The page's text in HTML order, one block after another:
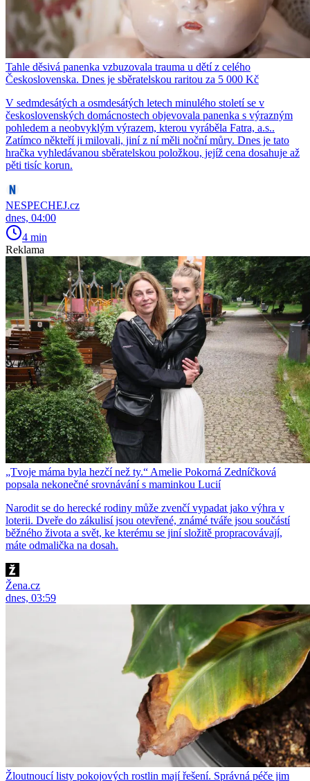
Tahle děsivá panenka vzbuzovala trauma u dětí z celého
Československa. Dnes je sběratelskou raritou za 5 000 Kč
V sedmdesátých a osmdesátých letech minulého století se v
československých domácnostech objevovala panenka s výrazným
pohledem a neobvyklým výrazem, kterou vyráběla Fatra, a.s..
Zatímco někteří ji milovali, jiní z ní měli noční můry. Dnes je tato
hračka vyhledávanou sběratelskou položkou, jejíž cena dosahuje až
pěti tisíc korun.
NESPECHEJ.cz
dnes, 04:00
4 min
Reklama
„Tvoje máma byla hezčí než ty.“ Amelie Pokorná Zedníčková
popsala nekonečné srovnávání s maminkou Lucií
Narodit se do herecké rodiny může zvenčí vypadat jako výhra v
loterii. Dveře do zákulisí jsou otevřené, známé tváře jsou součástí
běžného života a svět, ke kterému se jiní složitě propracovávají,
máte odmalička na dosah.
Žena.cz
dnes, 03:59
Žloutnoucí listy pokojových rostlin mají řešení. Správná péče jim